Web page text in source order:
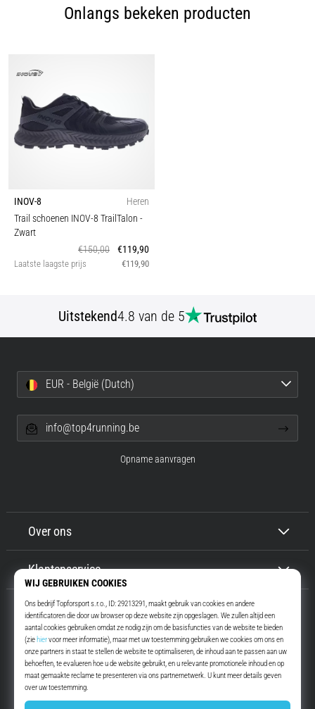
Onlangs bekeken producten
INOV-8
Heren
Trail schoenen INOV-8 TrailTalon -
Zwart
€150,00
€119,90
Laatste laagste prijs €119,90
Uitstekend4.8 van de 5
Top4Running.be
Meer dan 16 jaar motiveren wij jou om te gaan lopen. Sneller. Met ons.
Elke dag.
Over ons
Klantenservice
EUR - België (Dutch)
info@top4running.be
Opname aanvragen